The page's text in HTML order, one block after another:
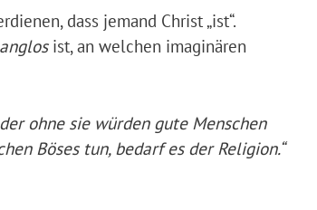
dass jemand Christ „ist“.
ist, an welchen imaginären
ohne sie würden gute Menschen
Böses tun, bedarf es der Religion.“